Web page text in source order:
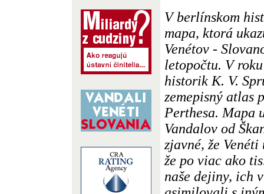
V berlínskom
mapa, ktorá
Venétov -
letopočtu. V
historik K. V.
zemepisný atlas
Perthesa. Mapa
Vandalov od
zjavné, že
že po viac ako
naše dejiny, ich